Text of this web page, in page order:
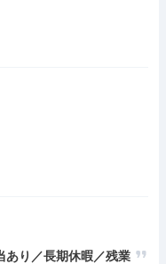
あり／長期休暇／残業